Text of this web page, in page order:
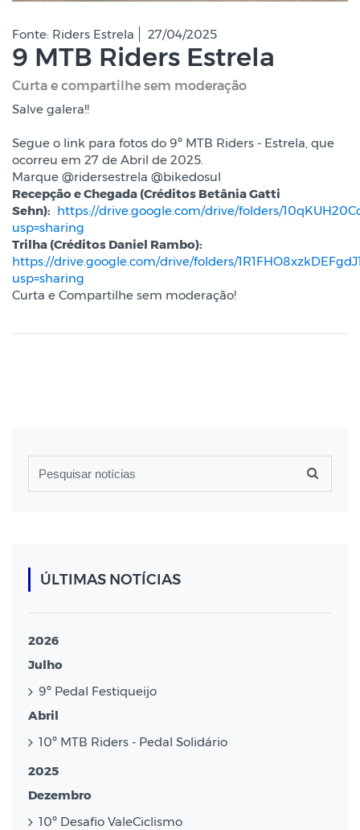
Fonte: Riders Estrela 27/04/2025
9 MTB Riders Estrela
Curta e compartilhe sem moderação
Salve galera!!
Segue o link para fotos do 9º MTB Riders - Estrela, que
ocorreu em 27 de Abril de 2025.
Marque @ridersestrela @bikedosul
Recepção e Chegada (Créditos Betânia Gatti
Sehn): https://drive.google.com/drive/folders/
usp=sharing
Trilha (Créditos Daniel Rambo):
https://drive.google.com/drive/folders/
usp=sharing
Curta e Compartilhe sem moderação!
ÚLTIMAS NOTÍCIAS
2026
Julho
9º Pedal Festiqueijo
Abril
10º MTB Riders - Pedal Solidário
2025
Dezembro
10º Desafio ValeCiclismo